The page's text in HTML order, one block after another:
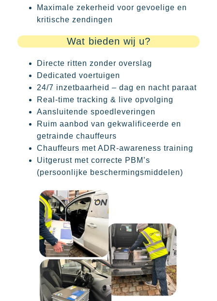
Maximale zekerheid voor gevoelige en
kritische zendingen
Wat bieden wij u?
Directe ritten zonder overslag
Dedicated voertuigen
24/7 inzetbaarheid – dag en nacht paraat
Real-time tracking & live opvolging
Aansluitende spoedleveringen
Ruim aanbod van gekwalificeerde en
getrainde chauffeurs
Chauffeurs met ADR-awareness training
Uitgerust met correcte PBM’s
(persoonlijke beschermingsmiddelen)